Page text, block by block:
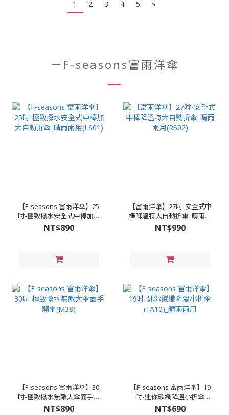
1 2 3 4 5 »
－F-seasons富雨洋傘
【F-seasons 富雨洋傘】25
吋-極致撥水安全式中棒加大
自動折傘_晴雨兩用(LS01)
NT$890
【富雨洋傘】27吋-安全式中
棒降溫特大自動折傘_晴雨兩
用(RS02)
NT$990
【F-seasons 富雨洋傘】30
吋-極致撥水無敵大傘面手開
傘(M38)
NT$890
【F-seasons 富雨洋傘】19
吋-迷你碳纖降溫小折傘
(TA10)_晴雨兩用
NT$690